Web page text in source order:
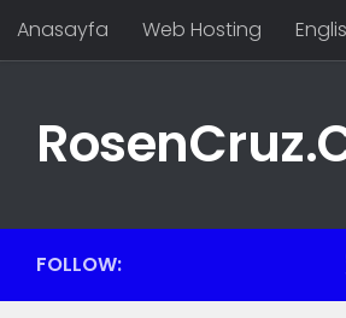
Skip to content
Anasayfa Web Hosting
FOLLOW: